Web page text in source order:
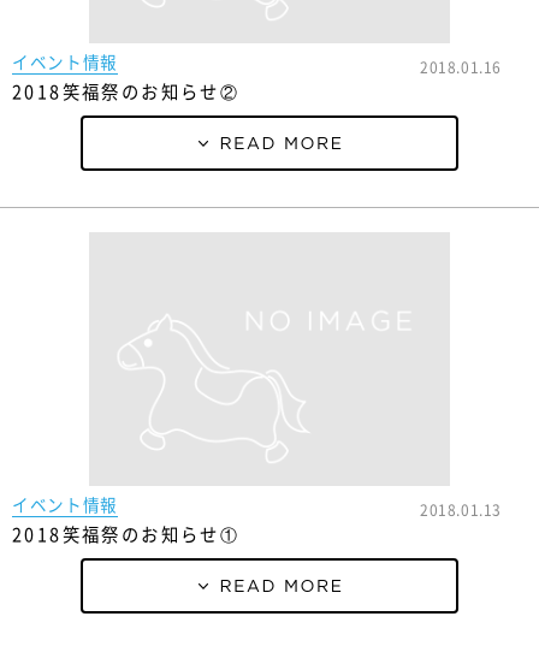
イベント情報 2018.01.16
2018笑福祭のお知らせ②
イベント情報 2018.01.13
2018笑福祭のお知らせ①